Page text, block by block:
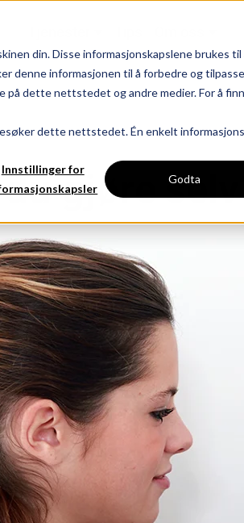
din. Disse informasjonskapslene brukes til
denne informasjonen til å forbedre og
på dette nettstedet og andre medier. For å
dette nettstedet. Én enkelt
Innstillinger for
Godta
du gjøre